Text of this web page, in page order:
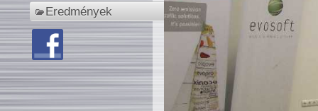
Eredmények